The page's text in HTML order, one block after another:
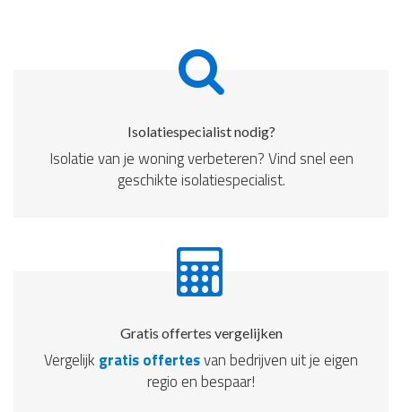
Isolatiespecialist nodig?
Isolatie van je woning verbeteren? Vind snel een
geschikte isolatiespecialist.
Gratis offertes vergelijken
Vergelijk gratis offertesvan bedrijven uit je eigen
regio en bespaar!